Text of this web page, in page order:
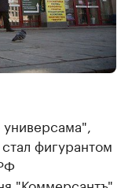
фигурантом